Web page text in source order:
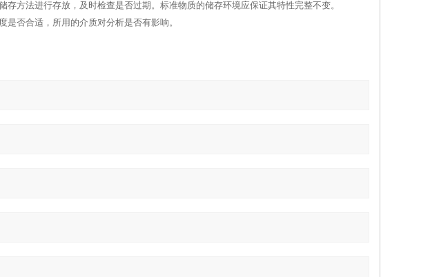
方法进行存放，及时检查是否过期。标准物质的储存环境应保证其特性完整不变。
否合适，所用的介质对分析是否有影响。